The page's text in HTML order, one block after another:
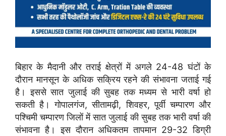
बिहार के मैदानी और तराई क्षेत्रों में अगले 24-48 घंटों के
दौरान मानसून के अधिक सक्रिय रहने की संभावना जताई गई
है। इससे सात जुलाई की सुबह तक मध्यम से भारी वर्षा हो
सकती है। गोपालगंज, सीतामढ़ी, शिवहर, पूर्वी चम्पारण और
पश्चिमी चम्पारण जिलों में सात जुलाई की सुबह तक भारी वर्षा की
संभावना है। इस दौरान अधिकतम तापमान 29-32 डिग्री